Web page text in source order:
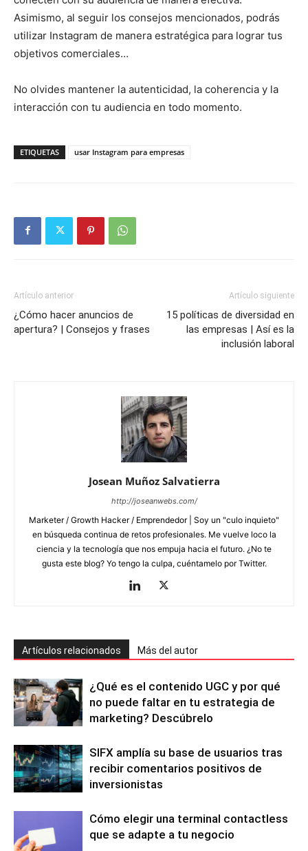
Asimismo, al seguir los consejos mencionados, podrás
utilizar Instagram de manera estratégica para lograr tus
objetivos comerciales…
No olvides mantener la autenticidad, la coherencia y la
interacción con tu audiencia en todo momento.
ETIQUETAS usar Instagram para empresas
Artículo anterior
¿Cómo hacer anuncios de
apertura? | Consejos y frases
Artículo siguiente
15 políticas de diversidad en
las empresas | Así es la
inclusión laboral
Josean Muñoz Salvatierra
http://joseanwebs.com/
Marketer / Growth Hacker / Emprendedor | Soy un "culo inquieto"
en búsqueda continua de retos profesionales. Me vuelve loco la
ciencia y la tecnología que nos empuja hacia el futuro. ¿No te
gusta este blog? Yo tengo la culpa, cuéntamelo por Twitter.
Artículos relacionados Más del autor
¿Qué es el contenido UGC y por qué
no puede faltar en tu estrategia de
marketing? Descúbrelo
SIFX amplía su base de usuarios tras
recibir comentarios positivos de
inversionistas
Cómo elegir una terminal contactless
que se adapte a tu negocio